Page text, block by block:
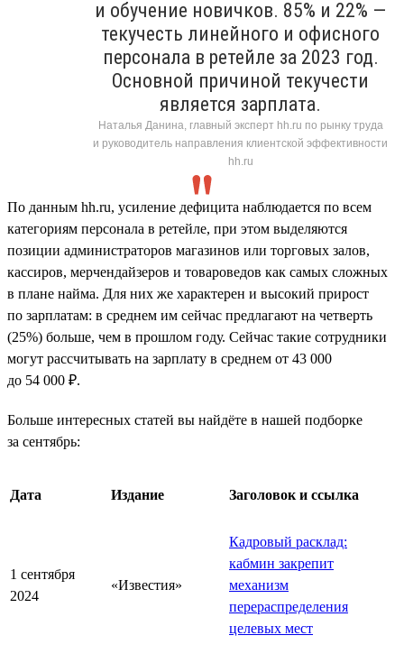
и обучение новичков. 85% и 22% —
текучесть линейного и офисного
персонала в ретейле за 2023 год.
Основной причиной текучести
является зарплата.
Наталья Данина, главный эксперт hh.ru по рынку труда
и руководитель направления клиентской эффективности
hh.ru
По данным hh.ru, усиление дефицита наблюдается по всем
категориям персонала в ретейле, при этом выделяются
позиции администраторов магазинов или торговых залов,
кассиров, мерчендайзеров и товароведов как самых сложных
в плане найма. Для них же характерен и высокий прирост
по зарплатам: в среднем им сейчас предлагают на четверть
(25%) больше, чем в прошлом году. Сейчас такие сотрудники
могут рассчитывать на зарплату в среднем от 43 000
до 54 000 ₽.
Больше интересных статей вы найдёте в нашей подборке
за сентябрь:
Дата Издание Заголовок и ссылка
1 сентября
2024
«Известия»
Кадровый расклад:
кабмин закрепит
механизм
перераспределения
целевых мест